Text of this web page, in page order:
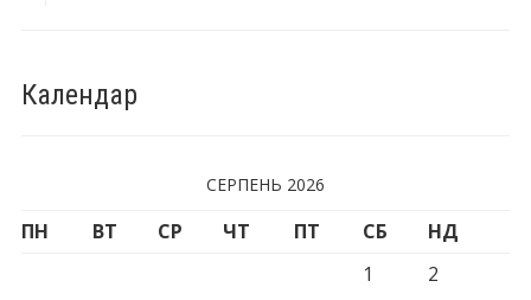
Календар
СЕРПЕНЬ 2026
ПН ВТ СР ЧТ ПТ СБ
НД
1
2